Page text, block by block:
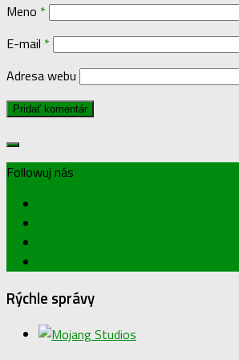
Meno *
E-mail *
Adresa webu
Followuj nás
Rýchle správy